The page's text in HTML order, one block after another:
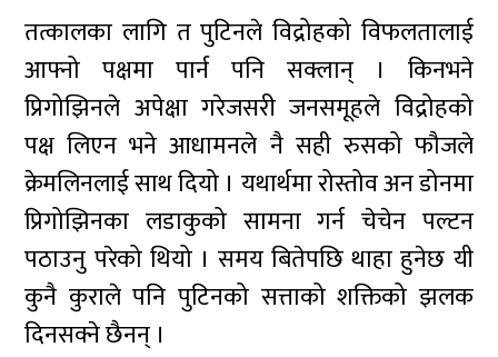
तत्कालका लागि त पुटिनले विद्रोहको विफलतालाई
आफ्नो पक्षमा पार्न पनि सक्लान् । किनभने
प्रिगोझिनले अपेक्षा गरेजसरी जनसमूहले विद्रोहको
पक्ष लिएन भने आधामनले नै सही रुसको फौजले
क्रेमलिनलाई साथ दियो । यथार्थमा रोस्तोव अन डोनमा
प्रिगोझिनका लडाकुको सामना गर्न चेचेन पल्टन
पठाउनु परेको थियो । समय बितेपछि थाहा हुनेछ यी
कुनै कुराले पनि पुटिनको सत्ताको शक्तिको झलक
दिनसक्ने छैनन् ।